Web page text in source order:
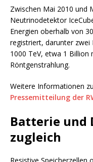
Zwischen Mai 2010 und
Neutrinodetektor
Energien oberhalb von
registriert, darunter zwei
1000 TeV, etwa 1 Billion
Röntgenstrahlung.
Weitere Informationen
Pressemitteilung der
Batterie und
zugleich